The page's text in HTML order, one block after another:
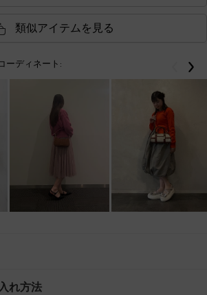
類似アイテムを見る
ーディネート: 戻る
れ方法